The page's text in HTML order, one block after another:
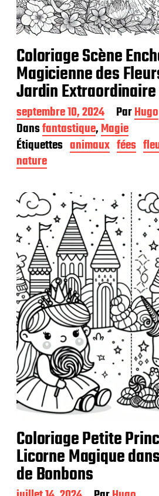
Coloriage Scène
Magicienne des
Jardin Extraordinaire
D
a
t
e
d
e
u
b
l
i
c
a
t
i
o
n
septembre 10, 2024 ParHugo
Dansfantastique,Magie
Étiquettes animaux fées
nature
Coloriage Petite
Licorne Magique
de Bonbons